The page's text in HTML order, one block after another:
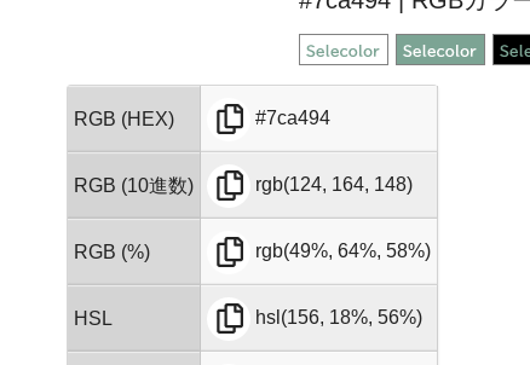
RGB (HEX) #7ca494
RGB (10進数) rgb(124, 164, 148)
RGB (%) rgb(49%, 64%, 58%)
HSL hsl(156, 18%, 56%)